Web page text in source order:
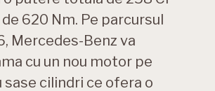
620 Nm. Pe parcursul
Mercedes-Benz va
cu un nou motor pe
sase cilindri ce ofera o